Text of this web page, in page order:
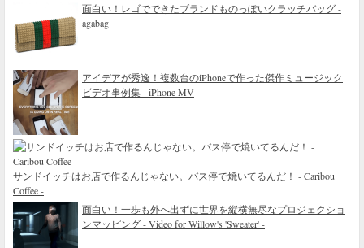
面白い！レゴでできたブランドものっぽいクラッチバッグ -
agabag
アイデアが秀逸！複数台のiPhoneで作った傑作ミュージック
ビデオ事例集 - iPhone MV
サンドイッチはお店で作るんじゃない。バス停で焼いてるんだ！ - Caribou
Coffee -
面白い！一歩も外へ出ずに世界を縦横無尽なプロジェクショ
ンマッピング - Video for Willow's 'Sweater' -